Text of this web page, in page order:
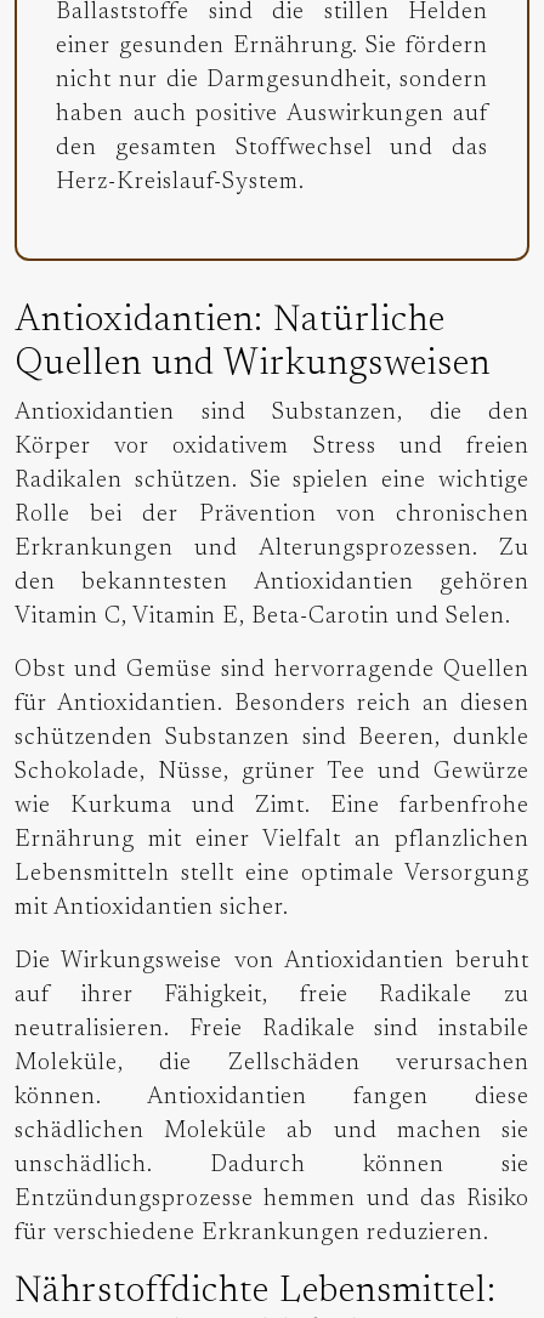
Ballaststoffe sind die stillen Helden
einer gesunden Ernährung. Sie fördern
nicht nur die Darmgesundheit, sondern
haben auch positive Auswirkungen auf
den gesamten Stoffwechsel und das
Herz-Kreislauf-System.
Antioxidantien: Natürliche
Quellen und Wirkungsweisen
Antioxidantien sind Substanzen, die den
Körper vor oxidativem Stress und freien
Radikalen schützen. Sie spielen eine wichtige
Rolle bei der Prävention von chronischen
Erkrankungen und Alterungsprozessen. Zu
den bekanntesten Antioxidantien gehören
Vitamin C, Vitamin E, Beta-Carotin und Selen.
Obst und Gemüse sind hervorragende Quellen
für Antioxidantien. Besonders reich an diesen
schützenden Substanzen sind Beeren, dunkle
Schokolade, Nüsse, grüner Tee und Gewürze
wie Kurkuma und Zimt. Eine farbenfrohe
Ernährung mit einer Vielfalt an pflanzlichen
Lebensmitteln stellt eine optimale Versorgung
mit Antioxidantien sicher.
Die Wirkungsweise von Antioxidantien beruht
auf ihrer Fähigkeit, freie Radikale zu
neutralisieren. Freie Radikale sind instabile
Moleküle, die Zellschäden verursachen
können. Antioxidantien fangen diese
schädlichen Moleküle ab und machen sie
unschädlich. Dadurch können sie
Entzündungsprozesse hemmen und das Risiko
für verschiedene Erkrankungen reduzieren.
Nährstoffdichte Lebensmittel: